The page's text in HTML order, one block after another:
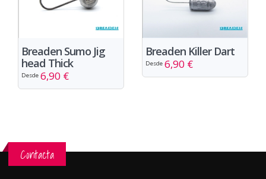
Breaden Sumo Jig
head Thick
Desde 6,90 €
Breaden Killer Dart
Desde 6,90 €
Contacta